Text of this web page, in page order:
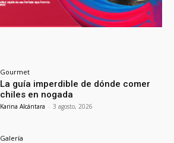
Gourmet
La guía imperdible de dónde comer
chiles en nogada
Karina Alcántara - 3 agosto, 2026
Galería